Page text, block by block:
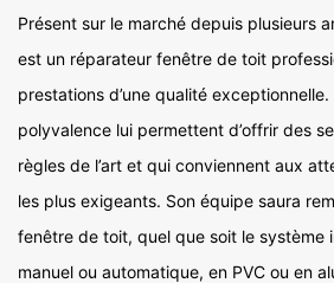
Présent sur le marché depuis plusieurs
est un réparateur fenêtre de toit
prestations d’une qualité
polyvalence lui permettent d’offrir des
règles de l’art et qui conviennent aux
les plus exigeants. Son équipe saura
fenêtre de toit, quel que soit le système
manuel ou automatique, en PVC ou en